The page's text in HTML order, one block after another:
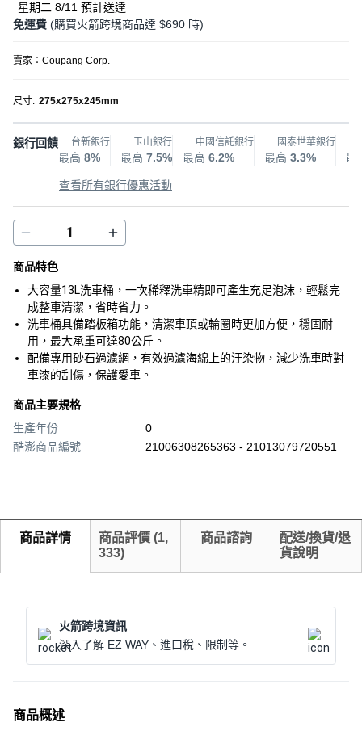
星期二 8/11 預計送達
免運費 (購買火箭跨境商品達 $690 時)
賣家： Coupang Corp.
尺寸: 275x275x245mm
銀行回饋 台新銀行
最高 8%
玉山銀行
最高 7.5%
中國信託銀行
最高 6.2%
國泰世華銀行
最高 3.3% 最
查看所有銀行優惠活動
商品特色
大容量13L洗車桶，一次稀釋洗車精即可產生充足泡沫，輕鬆完
成整車清潔，省時省力。
洗車桶具備踏板箱功能，清潔車頂或輪圈時更加方便，穩固耐
用，最大承重可達80公斤。
配備專用砂石過濾網，有效過濾海綿上的汙染物，減少洗車時對
車漆的刮傷，保護愛車。
商品主要規格
生產年份
0
酷澎商品編號
21006308265363 - 21013079720551
商品詳情 商品評價 (1,
333)
商品諮詢
配送/換貨/退
貨說明
火箭跨境資訊
深入了解 EZ WAY、進口稅、限制等。
商品概述